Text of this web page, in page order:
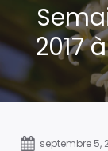
2017
septembre 5,